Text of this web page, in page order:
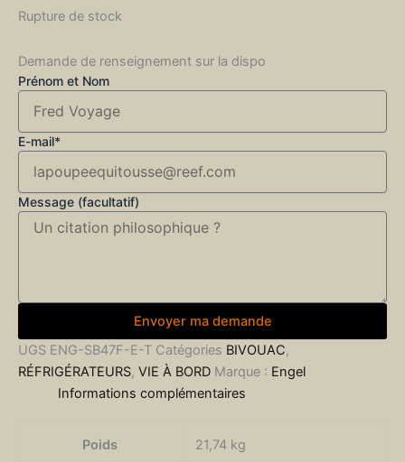
Rupture de stock
Demande de renseignement sur la dispo
Prénom et Nom
E-mail*
Message (facultatif)
Envoyer ma demande
UGS ENG-SB47F-E-T Catégories BIVOUAC,
RÉFRIGÉRATEURS, VIE À BORD Marque : Engel
Informations complémentaires
Poids 21,74 kg